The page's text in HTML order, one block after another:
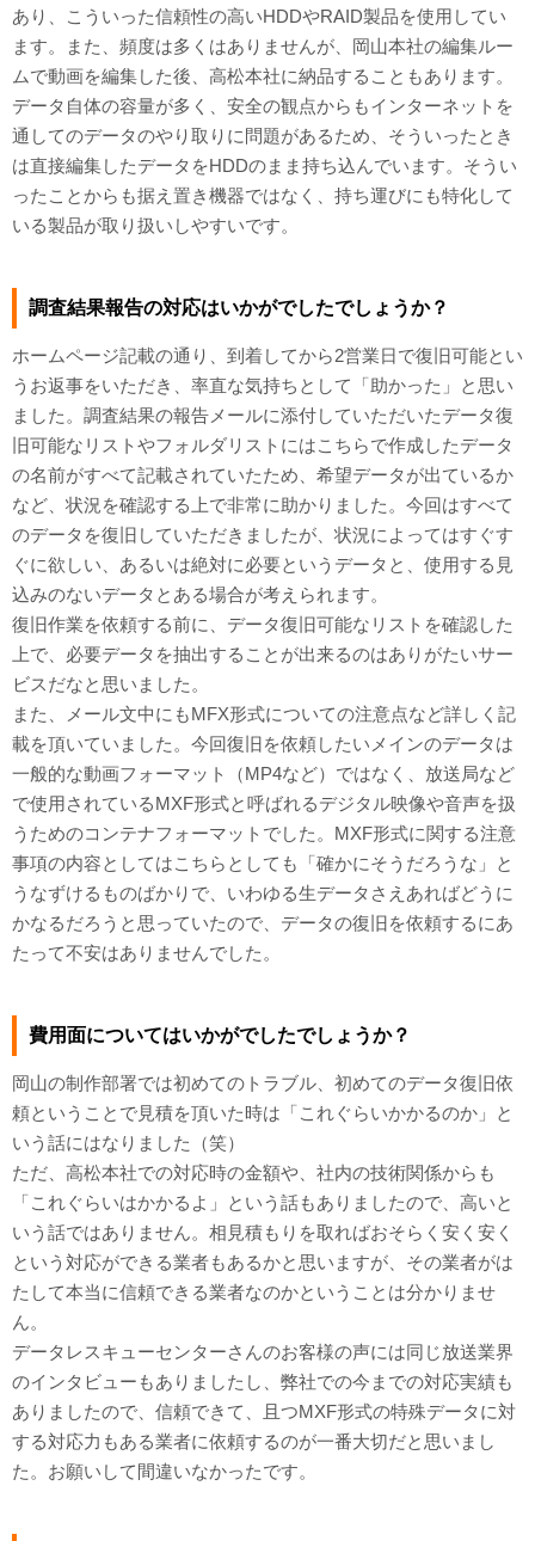
あり、こういった信頼性の高いHDDやRAID製品を使用してい
ます。また、頻度は多くはありませんが、岡山本社の編集ルー
ムで動画を編集した後、高松本社に納品することもあります。
データ自体の容量が多く、安全の観点からもインターネットを
通してのデータのやり取りに問題があるため、そういったとき
は直接編集したデータをHDDのまま持ち込んでいます。そうい
ったことからも据え置き機器ではなく、持ち運びにも特化して
いる製品が取り扱いしやすいです。
調査結果報告の対応はいかがでしたでしょうか？
ホームページ記載の通り、到着してから2営業日で復旧可能とい
うお返事をいただき、率直な気持ちとして「助かった」と思い
ました。調査結果の報告メールに添付していただいたデータ復
旧可能なリストやフォルダリストにはこちらで作成したデータ
の名前がすべて記載されていたため、希望データが出ているか
など、状況を確認する上で非常に助かりました。今回はすべて
のデータを復旧していただきましたが、状況によってはすぐす
ぐに欲しい、あるいは絶対に必要というデータと、使用する見
込みのないデータとある場合が考えられます。
復旧作業を依頼する前に、データ復旧可能なリストを確認した
上で、必要データを抽出することが出来るのはありがたいサー
ビスだなと思いました。
また、メール文中にもMFX形式についての注意点など詳しく記
載を頂いていました。今回復旧を依頼したいメインのデータは
一般的な動画フォーマット（MP4など）ではなく、放送局など
で使用されているMXF形式と呼ばれるデジタル映像や音声を扱
うためのコンテナフォーマットでした。MXF形式に関する注意
事項の内容としてはこちらとしても「確かにそうだろうな」と
うなずけるものばかりで、いわゆる生データさえあればどうに
かなるだろうと思っていたので、データの復旧を依頼するにあ
たって不安はありませんでした。
費用面についてはいかがでしたでしょうか？
岡山の制作部署では初めてのトラブル、初めてのデータ復旧依
頼ということで見積を頂いた時は「これぐらいかかるのか」と
いう話にはなりました（笑）
ただ、高松本社での対応時の金額や、社内の技術関係からも
「これぐらいはかかるよ」という話もありましたので、高いと
いう話ではありません。相見積もりを取ればおそらく安く安く
という対応ができる業者もあるかと思いますが、その業者がは
たして本当に信頼できる業者なのかということは分かりませ
ん。
データレスキューセンターさんのお客様の声には同じ放送業界
のインタビューもありましたし、弊社での今までの対応実績も
ありましたので、信頼できて、且つMXF形式の特殊データに対
する対応力もある業者に依頼するのが一番大切だと思いまし
た。お願いして間違いなかったです。